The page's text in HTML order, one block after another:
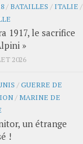
/ BATAILLES / ITALIE /
1917, le sacrifice
»
2026
/GUERRE DE
/ MARINE DE
un étrange
!